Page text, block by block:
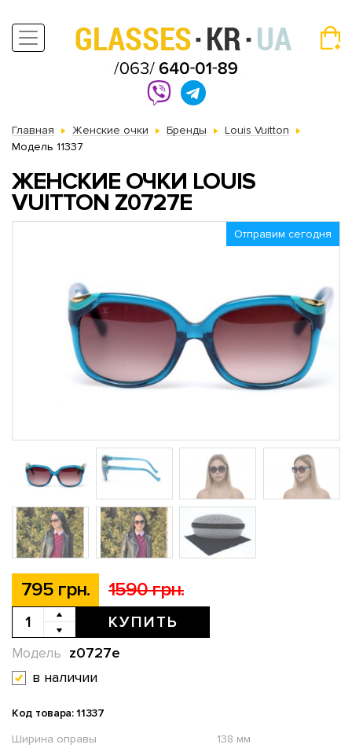
Главная Женские очки Бренды
Louis Vuitton
Модель 11337
ЖЕНСКИЕ ОЧКИ LOUIS
VUITTON Z0727E
Отправим сегодня
795 грн. 1590 грн.
КУПИТЬ
z0727e
Модель
в наличии
Код товара: 11337
Ширина оправы
138 мм